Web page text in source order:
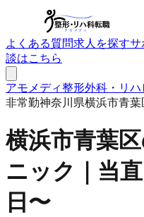
よくある質問求人を探すサ
談はこちら
アモメディ整形外科・リハ
非常勤神奈川県横浜市青葉
横浜市青葉
ニック｜当
日〜